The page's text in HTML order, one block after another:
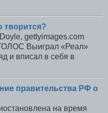
творится?
gettyimages.com
Выиграл «Реал»
и вписал в себя в
правительства РФ о
на время